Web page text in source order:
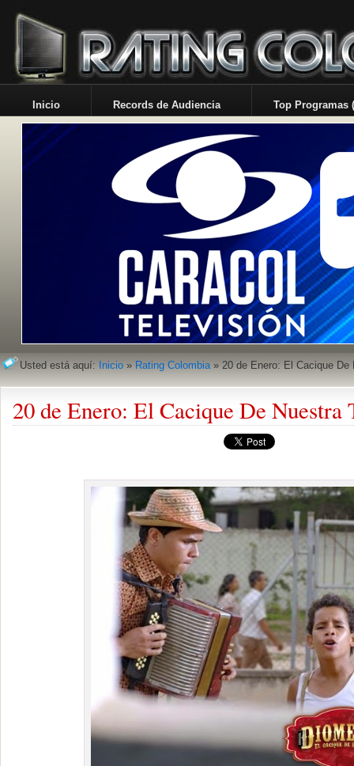
Inicio Records de Audiencia Top Programas
Usted está aquí: Inicio » Rating Colombia» 20 de Enero: El Cacique De
20 de Enero: El Cacique De Nuestra